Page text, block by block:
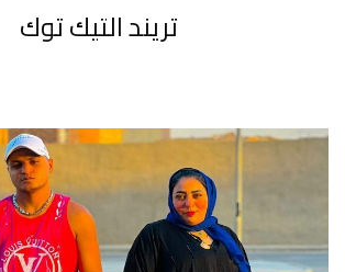
تريند التيك توك